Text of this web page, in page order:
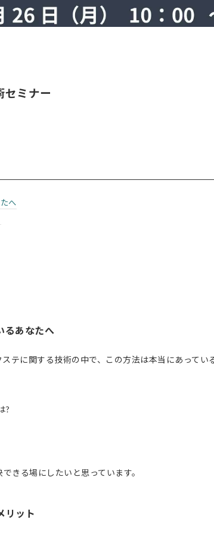
セミナー
へ
るあなたへ
テに関する技術の中で、この方法は本当にあってい
?
きる場にしたいと思っています。
リット